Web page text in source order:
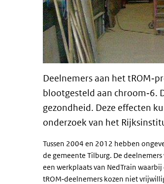
Deelnemers aan het
blootgesteld aan chroom‐6.
gezondheid. Deze effecten
onderzoek van het
Tussen 2004 en 2012 hebben
de gemeente Tilburg. De
een werkplaats van NedTrain
tROM‐deelnemers kozen niet